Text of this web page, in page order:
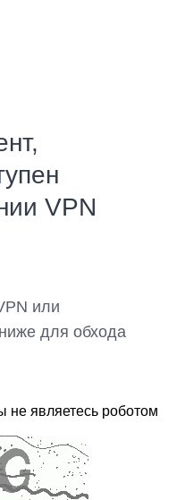
VPN
или
для обхода
не являетесь роботом